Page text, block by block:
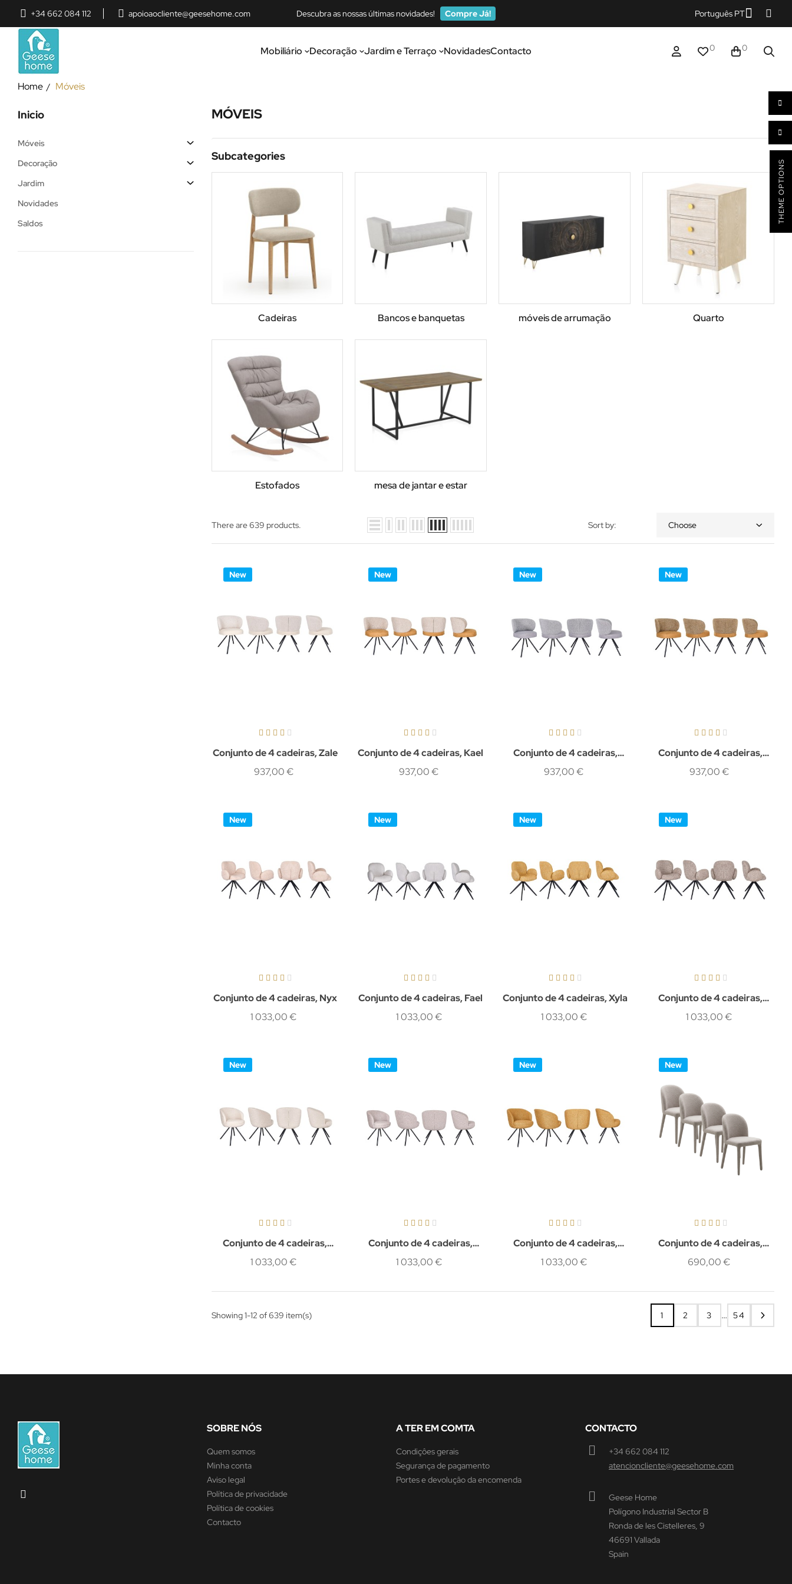
+34 662 084 112 apoioaocliente@geesehome.com Descubra as nossas últimas novidades! Compre Já! Português PT
Mobiliário Decoração Jardim e Terraço NovidadesContacto 0 0
Home Móveis
Inicio
Móveis
Decoração
Jardim
Novidades
Saldos
MÓVEIS
Subcategories
Cadeiras Bancos e banquetas móveis de arrumação Quarto
Estofados mesa de jantar e estar
There are 639 products. Sort by: Choose
New
Conjunto de 4 cadeiras, Zale
937,00 €
New
Conjunto de 4 cadeiras, Kael
937,00 €
New
Conjunto de 4 cadeiras,
Vesper
937,00 €
New
Conjunto de 4 cadeiras,
Riven
937,00 €
New
Conjunto de 4 cadeiras, Nyx
1 033,00 €
New
Conjunto de 4 cadeiras, Fael
1 033,00 €
New
Conjunto de 4 cadeiras, Xyla
1 033,00 €
New
Conjunto de 4 cadeiras,
Juno
1 033,00 €
New
Conjunto de 4 cadeiras,
Kaelen
1 033,00 €
New
Conjunto de 4 cadeiras,
Astra
1 033,00 €
New
Conjunto de 4 cadeiras,
Rylan
1 033,00 €
New
Conjunto de 4 cadeiras,
Aren
690,00 €
Showing 1-12 of 639 item(s) 1 2 3 … 54
SOBRE NÓS
Quem somos
Minha conta
Aviso legal
Política de privacidade
Política de cookies
Contacto
A TER EM COMTA
Condiçôes gerais
Segurança de pagamento
Portes e devoluçâo da encomenda
CONTACTO
+34 662 084 112
atencioncliente@geesehome.com
Geese Home
Polígono Industrial Sector B
Ronda de les Cistelleres, 9
46691 Vallada
Spain
THEME OPTIONS